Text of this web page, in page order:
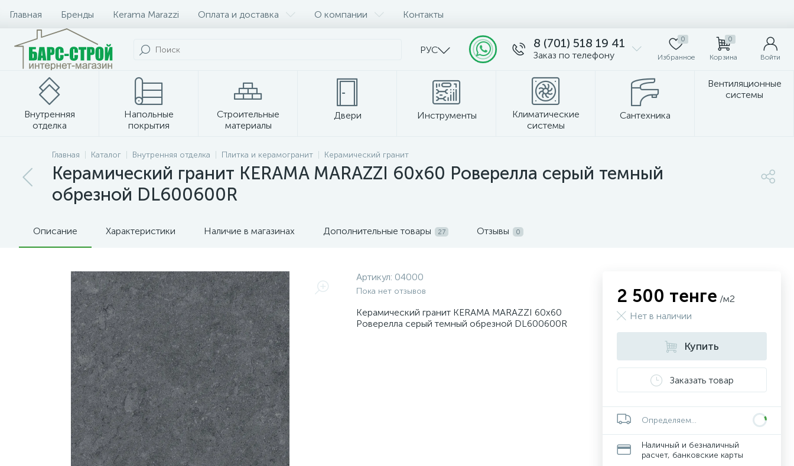
Главная Бренды Kerama Marazzi Оплата и доставка О компании Контакты
РУС 8 (701) 518 19 41
Заказ по телефону
0
Избранное
0
Корзина Войти
Внутренняя
отделка
Напольные
покрытия
Строительные
материалы
Двери Инструменты
Климатические
системы
Сантехника
Вентиляционные
системы
Плитка и керамогранит
Главная Каталог Внутренняя отделка Плитка и керамогранит Керамический гранит
Керамический гранит KERAMA MARAZZI 60х60 Роверелла серый темный
обрезной DL600600R
Описание Характеристики Наличие в магазинах Дополнительные товары 27 Отзывы 0
Артикул: 04000
Пока нет отзывов
Керамический гранит KERAMA MARAZZI 60х60
Роверелла серый темный обрезной DL600600R
2 500 тенге /м2
Нет в наличии
Купить
Заказать товар
Определяем...
Наличный и безналичный
расчет, банковские карты